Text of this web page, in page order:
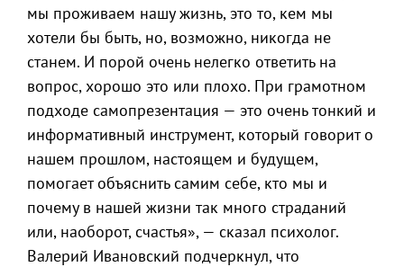
мы проживаем нашу жизнь, это то, кем мы
хотели бы быть, но, возможно, никогда не
станем. И порой очень нелегко ответить на
вопрос, хорошо это или плохо. При грамотном
подходе самопрезентация — это очень тонкий и
информативный инструмент, который говорит о
нашем прошлом, настоящем и будущем,
помогает объяснить самим себе, кто мы и
почему в нашей жизни так много страданий
или, наоборот, счастья», — сказал психолог.
Валерий Ивановский подчеркнул, что